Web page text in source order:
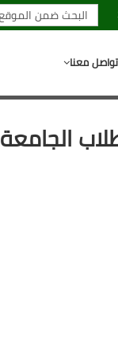
تواصل معنا
الجامعة